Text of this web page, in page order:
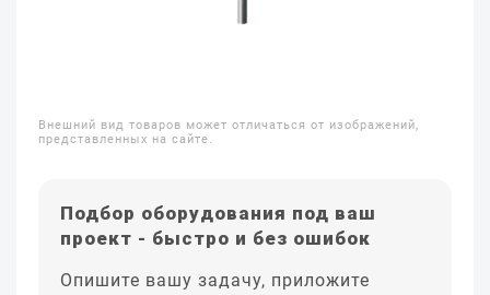
Внешний вид товаров может отличаться от изображений,
представленных на сайте.
Подбор оборудования под ваш
проект - быстро и без ошибок
Опишите вашу задачу, приложите